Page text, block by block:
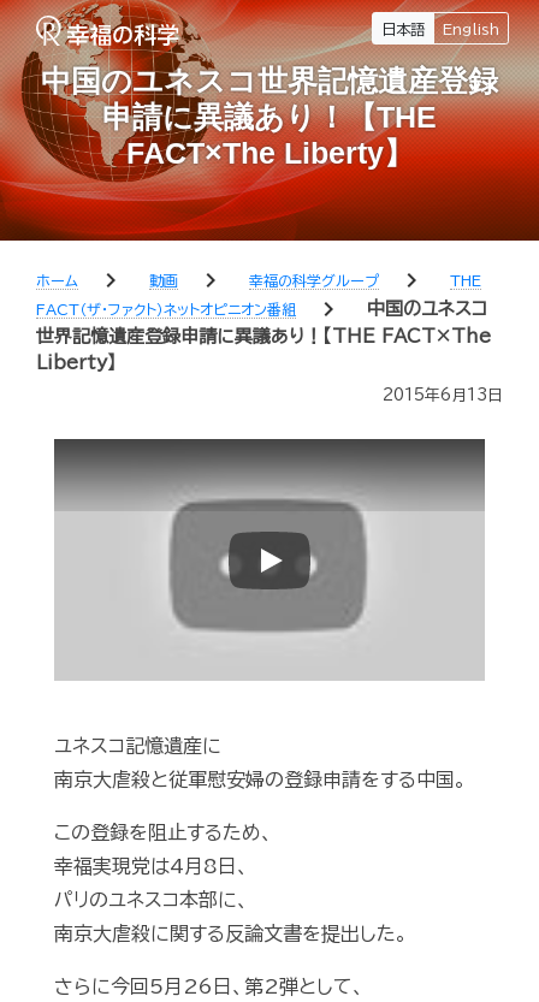
日本語 English
中国のユネスコ世界記憶遺産登録
申請に異議あり！【THE
FACT×The Liberty】
ホーム chevron_right 動画 chevron_right 幸福の科学グループ chevron_right
THE
FACT（ザ・ファクト）ネットオピニオン番組
chevron_right
中国のユネスコ
世界記憶遺産登録申請に異議あり！【THE FACT×The
Liberty】
2015年6月13日
Play
ユネスコ記憶遺産に
南京大虐殺と従軍慰安婦の登録申請をする中国。
この登録を阻止するため、
幸福実現党は4月8日、
パリのユネスコ本部に、
南京大虐殺に関する反論文書を提出した。
さらに今回5月26日、第2弾として、